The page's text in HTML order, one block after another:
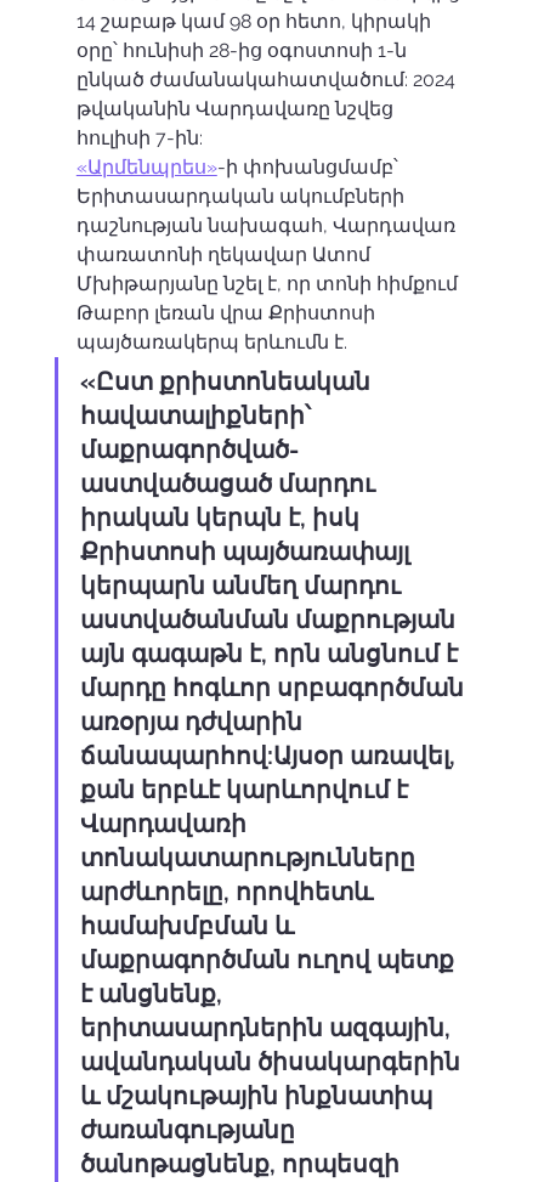
14 շաբաթ կամ 98 օր հետո, կիրակի
օրը՝ հունիսի 28-ից օգոստոսի 1-ն
ընկած ժամանակահատվածում: 2024
թվականին Վարդավառը նշվեց
հուլիսի 7-ին:
«Արմենպրես»-ի փոխանցմամբ՝
Երիտասարդական ակումբների
դաշնության նախագահ, Վարդավառ
փառատոնի ղեկավար Ատոմ
Մխիթարյանը նշել է, որ տոնի հիմքում
Թաբոր լեռան վրա Քրիստոսի
պայծառակերպ երևումն է.
«Ըստ քրիստոնեական
հավատալիքների՝
մաքրագործված-
աստվածացած մարդու
իրական կերպն է, իսկ
Քրիստոսի պայծառափայլ
կերպարն անմեղ մարդու
աստվածանման մաքրության
այն գագաթն է, որն անցնում է
մարդը հոգևոր սրբագործման
առօրյա դժվարին
ճանապարհով:Այսօր առավել,
քան երբևէ կարևորվում է
Վարդավառի
տոնակատարությունները
արժևորելը, որովհետև
համախմբման և
մաքրագործման ուղով պետք
է անցնենք,
երիտասարդներին ազգային,
ավանդական ծիսակարգերին
և մշակութային ինքնատիպ
ժառանգությանը
ծանոթացնենք, որպեսզի